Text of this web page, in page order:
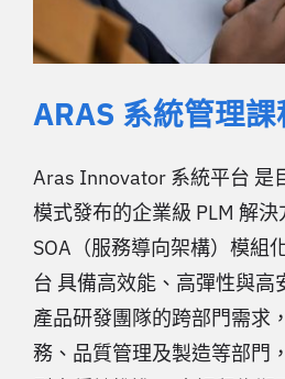
ARAS 系統管理
Aras Innovator 系統平台 是
模式發布的企業級 PLM 解
SOA（服務導向架構）模組
台 具備高效能、高彈性與高
產品研發團隊的跨部門需求
務、品質管理及製造等部門